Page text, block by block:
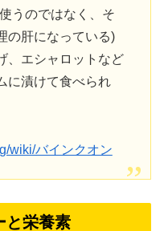
うのではなく、そ
の肝になっている)
、エシャロットなど
に漬けて食べられ
wiki/バインクオン
と栄養素